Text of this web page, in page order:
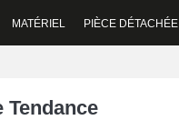
MATÉRIEL PIÈCE DÉTACHÉE